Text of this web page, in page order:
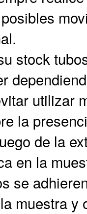
stock
utilizar
la
de la
en la
se
muestra y